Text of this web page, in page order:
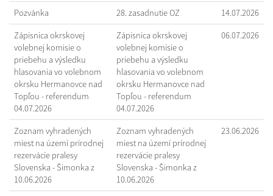
Pozvánka 28. zasadnutie OZ 14.07.2026
Zápisnica okrskovej
volebnej komisie o
priebehu a výsledku
hlasovania vo volebnom
okrsku Hermanovce nad
Topľou - referendum
04.07.2026
Zápisnica okrskovej
volebnej komisie o
priebehu a výsledku
hlasovania vo volebnom
okrsku Hermanovce nad
Topľou - referendum
04.07.2026
06.07.2026
Zoznam vyhradených
miest na území prírodnej
rezervácie pralesy
Slovenska - Šimonka z
10.06.2026
Zoznam vyhradených
miest na území prírodnej
rezervácie pralesy
Slovenska - Šimonka z
10.06.2026
23.06.2026